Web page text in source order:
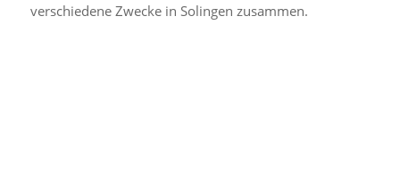
verschiedene Zwecke in Solingen zusammen.